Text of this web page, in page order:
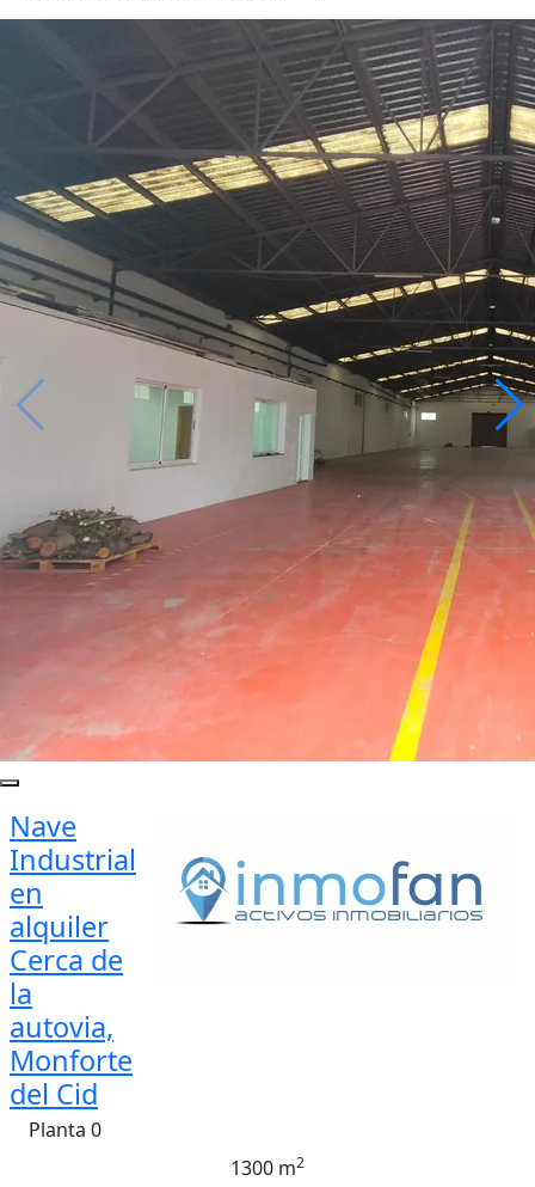
Nave
Industrial
en
alquiler
Cerca de
la
autovia,
Monforte
del Cid
Planta 0
1300 m2